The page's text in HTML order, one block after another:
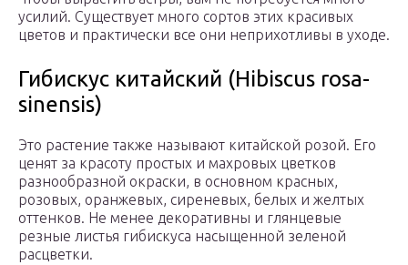
усилий. Существует много сортов этих красивых
цветов и практически все они неприхотливы в уходе.
Гибискус китайский (Hibiscus rosa-
sinensis)
Это растение также называют китайской розой. Его
ценят за красоту простых и махровых цветков
разнообразной окраски, в основном красных,
розовых, оранжевых, сиреневых, белых и желтых
оттенков. Не менее декоративны и глянцевые
резные листья гибискуса насыщенной зеленой
расцветки.